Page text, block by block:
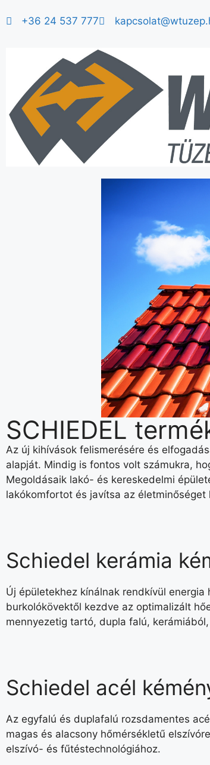
+36 24 537 777
SCHIEDEL
Az új kihívások felismerésére és
alapját. Mindig is fontos volt számukra,
Megoldásaik lakó- és kereskedelmi
lakókomfortot és javítsa az
Schiedel kerámia
Új épületekhez kínálnak rendkívül
burkolókövektől kezdve az optimalizált
mennyezetig tartó, dupla falú,
Schiedel acél
Az egyfalú és duplafalú rozsdamentes
magas és alacsony hőmérsékletű
elszívó- és fűtéstechnológiához.